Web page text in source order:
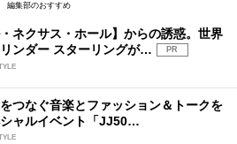
編集部のおすすめ
・ネクサス・ホール】からの誘惑。世界
ンダー スターリングが…
PR
つなぐ音楽とファッション＆トークを
ャルイベント「JJ50…